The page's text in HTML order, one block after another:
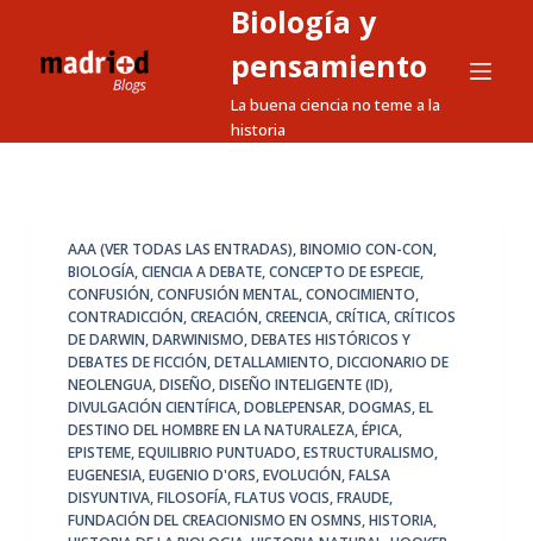
a
Biología y
pensamiento
La buena ciencia no teme a la
historia
AAA (VER TODAS LAS ENTRADAS),BINOMIO CON-CON,
BIOLOGÍA,CIENCIA A DEBATE,CONCEPTO DE ESPECIE,
CONFUSIÓN,CONFUSIÓN MENTAL,CONOCIMIENTO,
CONTRADICCIÓN,CREACIÓN,CREENCIA,CRÍTICA,CRÍTICOS
DE DARWIN,DARWINISMO,DEBATES HISTÓRICOS Y
DEBATES DE FICCIÓN,DETALLAMIENTO,DICCIONARIO DE
NEOLENGUA,DISEÑO,DISEÑO INTELIGENTE (ID),
DIVULGACIÓN CIENTÍFICA,DOBLEPENSAR,DOGMAS,EL
DESTINO DEL HOMBRE EN LA NATURALEZA,ÉPICA,
EPISTEME,EQUILIBRIO PUNTUADO,ESTRUCTURALISMO,
EUGENESIA,EUGENIO D'ORS,EVOLUCIÓN,FALSA
DISYUNTIVA,FILOSOFÍA,FLATUS VOCIS,FRAUDE,
FUNDACIÓN DEL CREACIONISMO EN OSMNS,HISTORIA,